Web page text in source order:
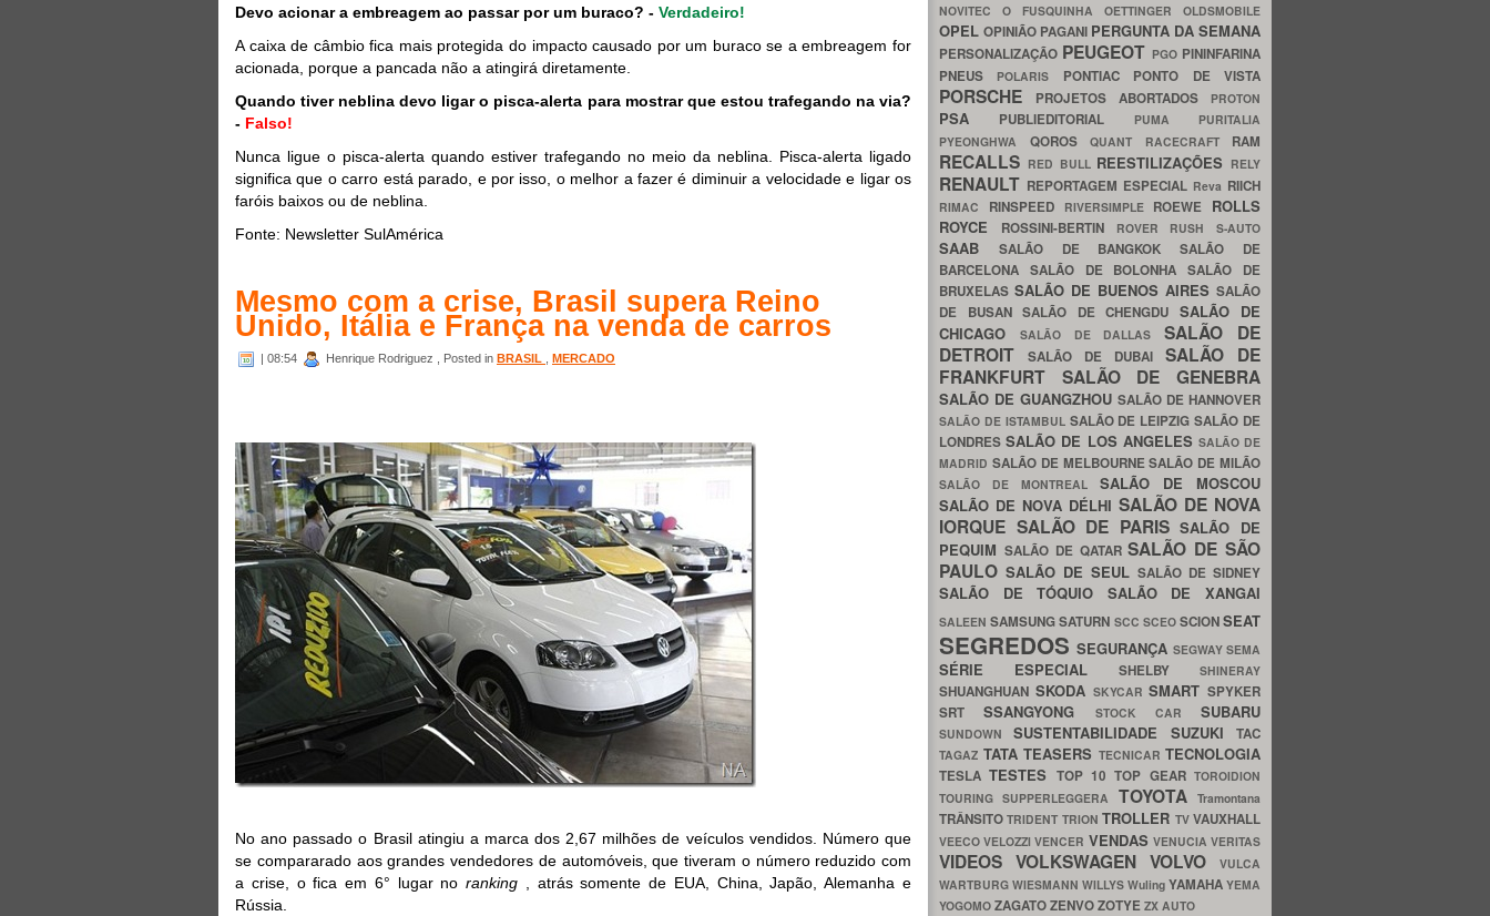
Devo acionar a embreagem ao passar por um buraco? - Verdadeiro!
A caixa de câmbio fica mais protegida do impacto causado por um buraco se a embreagem for
acionada, porque a pancada não a atingirá diretamente.
Quando tiver neblina devo ligar o pisca-alerta para mostrar que estou trafegando na via?
- Falso!
Nunca ligue o pisca-alerta quando estiver trafegando no meio da neblina. Pisca-alerta ligado
significa que o carro está parado, e por isso, o melhor a fazer é diminuir a velocidade e ligar os
faróis baixos ou de neblina.
Fonte: Newsletter SulAmérica
Mesmo com a crise, Brasil supera Reino
Unido, Itália e França na venda de carros
| 08:54 Henrique Rodriguez , Posted in BRASIL MERCADO
No ano passado o Brasil atingiu a marca dos 2,67 milhões de veículos vendidos. Número que
se compararado aos grandes vendedores de automóveis, que tiveram o número reduzido com
a crise, o fica em 6° lugar noranking , atrás somente de EUA, China, Japão, Alemanha e
Rússia.
NOVITEC O FUSQUINHA OETTINGER OLDSMOBILE
OPEL OPINIÃO PAGANI PERGUNTA DA SEMANA
PERSONALIZAÇÃO PEUGEOT PGO PININFARINA
PNEUS
POLARIS PONTIAC PONTO DE VISTA
PORSCHE PROJETOS ABORTADOS PROTON
PSA PUBLIEDITORIAL PUMA PURITALIA
PYEONGHWA QOROS QUANT RACECRAFT RAM
RECALLS RED BULL REESTILIZAÇÕES RELY
RENAULT REPORTAGEM ESPECIAL Reva RIICH
RIMAC RINSPEED RIVERSIMPLE ROEWE ROLLS
ROYCE
ROSSINI-BERTIN ROVER RUSH S-AUTO
SAAB SALÃO DE BANGKOKSALÃO DE
BARCELONA SALÃO DE BOLONHASALÃO DE
BRUXELAS SALÃO DE BUENOS AIRES SALÃO
DE BUSAN SALÃO DE CHENGDU SALÃO DE
CHICAGO
SALÃO DE DALLASSALÃO DE
DETROIT
SALÃO DE DUBAI SALÃO DE
FRANKFURT SALÃO DE GENEBRA
SALÃO DE GUANGZHOU SALÃO DE HANNOVER
SALÃO DE ISTAMBUL SALÃO DE LEIPZIGSALÃO DE
LONDRESSALÃO DE LOS ANGELES SALÃO DE
MADRID SALÃO DE MELBOURNESALÃO DE MILÃO
SALÃO DE MONTREAL SALÃO DE MOSCOU
SALÃO DE NOVA DÉLHI SALÃO DE NOVA
IORQUE SALÃO DE PARISSALÃO DE
PEQUIM SALÃO DE QATARSALÃO DE SÃO
PAULO SALÃO DE SEUL SALÃO DE SIDNEY
SALÃO DE TÓQUIO SALÃO DE XANGAI
SALEENSAMSUNGSATURN SCC SCEO SCIONSEAT
SEGREDOSSEGURANÇA SEGWAYSEMA
SÉRIE ESPECIAL SHELBY SHINERAY
SHUANGHUAN SKODA SKYCARSMART SPYKER
SRTSSANGYONG STOCK CAR SUBARU
SUNDOWNSUSTENTABILIDADE SUZUKITAC
TAGAZ TATA TEASERS TECNICAR TECNOLOGIA
TESLATESTES TOP 10TOP GEARTOROIDION
TOURING SUPPERLEGGERA TOYOTATramontana
TRÂNSITOTRIDENT TRIONTROLLER TVVAUXHALL
VEECOVELOZZIVENCER VENDAS VENUCIAVERITAS
VIDEOS VOLKSWAGEN VOLVO
VULCA
WARTBURG WIESMANN WILLYS Wuling YAMAHA YEMA
YOGOMO ZAGATOZENVOZOTYE ZX AUTO